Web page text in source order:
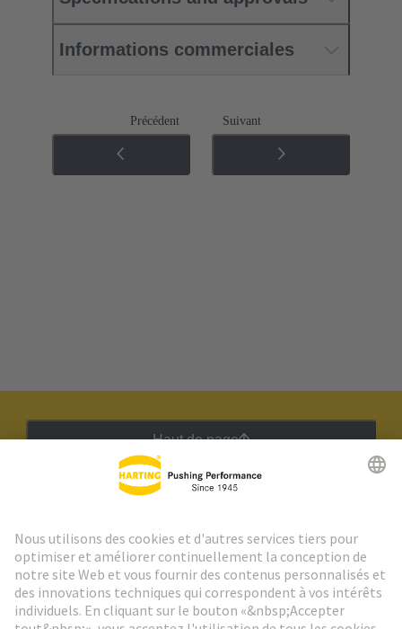
Informations commerciales
Précédent Suivant
Haut de page
Aller à l'inscription